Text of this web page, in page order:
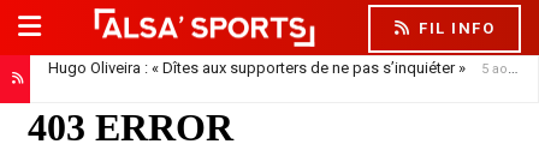
FIL INFO
Hugo Oliveira : « Dîtes aux supporters de ne pas s’inquiéter » 5 août 2026